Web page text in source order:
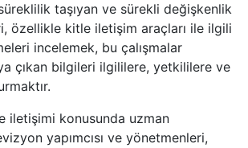
taşıyan ve sürekli değişkenlik
özellikle kitle iletişim araçları ile ilgili
incelemek, bu çalışmalar
çıkan bilgileri ilgililere, yetkililere ve
iletişimi konusunda uzman
yapımcısı ve yönetmenleri,